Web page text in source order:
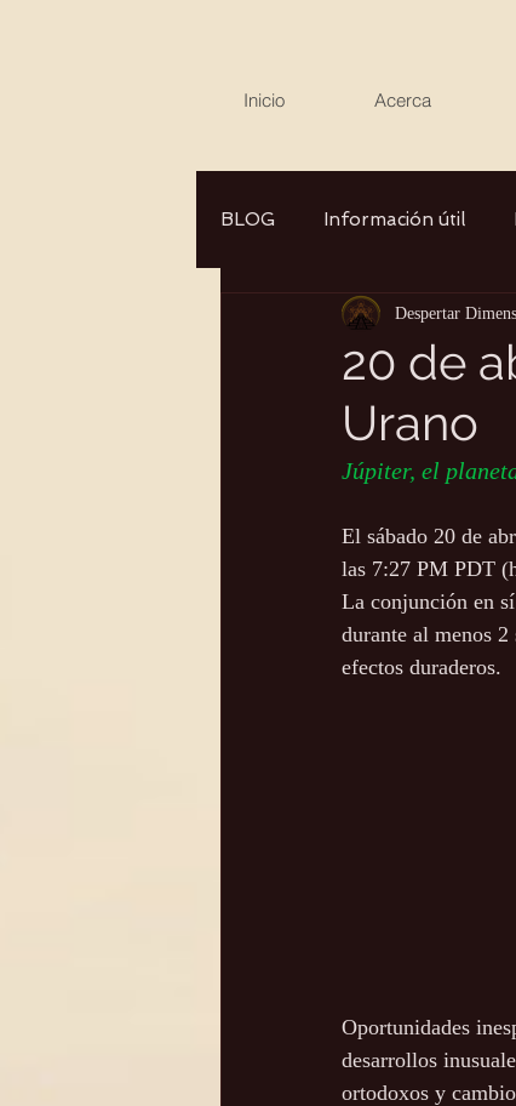
Inicio Acerca
BLOG Información útil
Canalizaciones/Entrevistas
Aromaterapia/Herbolaria
20 de
Urano
Despertar
Júpiter, el
El sábado 20 de
las 7:27 PM PDT
La conjunción en
durante al menos 2
efectos duraderos.
Oportunidades
desarrollos
ortodoxos y